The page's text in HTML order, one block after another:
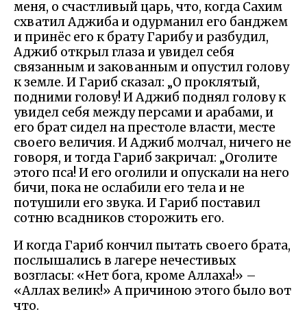
меня, о счастливый царь, что, когда Сахим
схватил Аджиба и одурманил его банджем
и принёс его к брату Гарибу и разбудил,
Аджиб открыл глаза и увидел себя
связанным и закованным и опустил голову
к земле. И Гариб сказал: „О проклятый,
подними голову! И Аджиб поднял голову к
увидел себя между персами и арабами, и
его брат сидел на престоле власти, месте
своего величия. И Аджиб молчал, ничего не
говоря, и тогда Гариб закричал: „Оголите
этого пса! И его оголили и опускали на него
бичи, пока не ослабили его тела и не
потушили его звука. И Гариб поставил
сотню всадников сторожить его.
И когда Гариб кончил пытать своего брата,
послышались в лагере нечестивых
возгласы: «Нет бога, кроме Аллаха!» –
«Аллах велик!» А причиною этого было вот
что.